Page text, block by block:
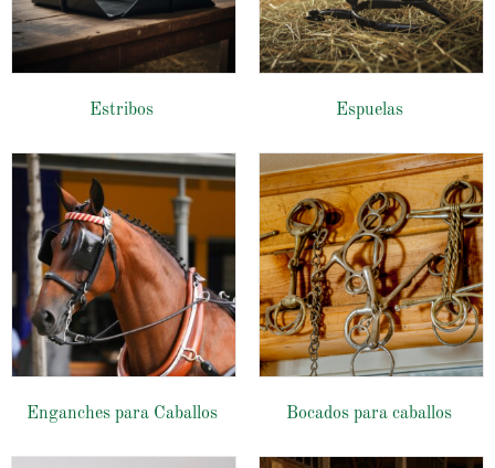
Estribos Espuelas
Enganches para Caballos Bocados para caballos